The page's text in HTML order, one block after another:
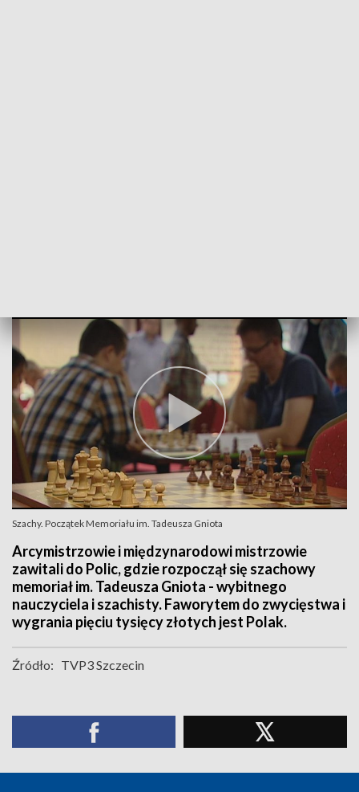
Szachy. Początek Memoriału im. Tadeusza Gniota
Arcymistrzowie i międzynarodowi mistrzowie
zawitali do Polic, gdzie rozpoczął się szachowy
memoriał im. Tadeusza Gniota - wybitnego
nauczyciela i szachisty. Faworytem do zwycięstwa i
wygrania pięciu tysięcy złotych jest Polak.
Źródło: TVP3 Szczecin